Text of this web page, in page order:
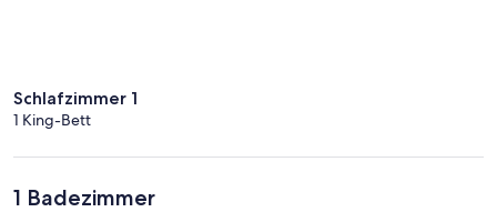
Schlafzimmer 1
1 King-Bett
1 Badezimmer